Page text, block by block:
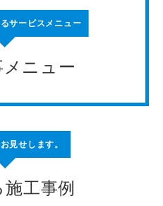
サービスメニュー
メニュー
見せします。
工事例